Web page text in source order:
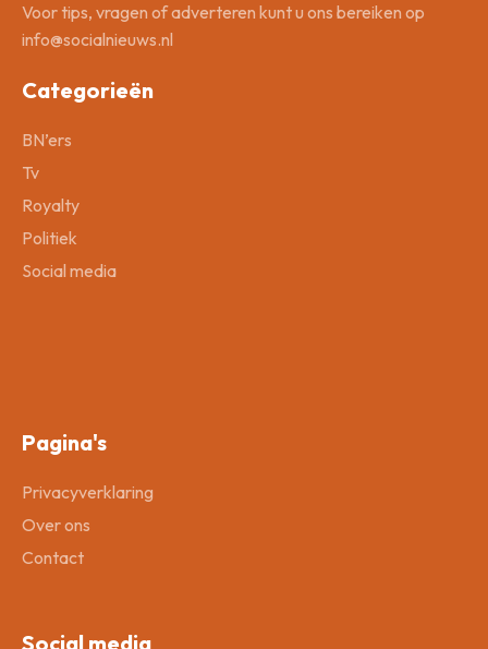
Voor tips, vragen of adverteren kunt u ons bereiken op
info@socialnieuws.nl
Categorieën
BN’ers
Tv
Royalty
Politiek
Social media
Pagina's
Privacyverklaring
Over ons
Contact
Social media